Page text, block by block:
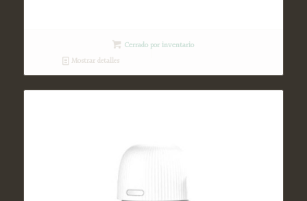
Cerrado por inventario
Mostrar detalles